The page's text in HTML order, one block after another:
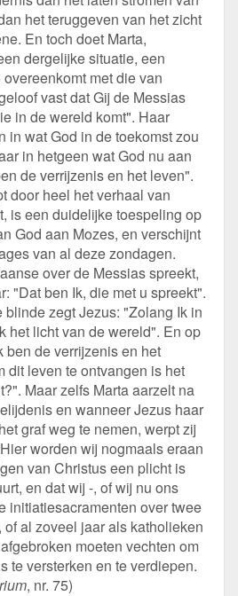
het teruggeven van het zicht
En toch doet Marta,
dergelijke situatie, een
met die van
vast dat Gij de Messias
in de wereld komt". Haar
in wat God in de toekomst zou
in hetgeen wat God nu aan
de verrijzenis en het leven".
door heel het verhaal van
is een duidelijke toespeling op
God aan Mozes, en verschijnt
van al deze zondagen.
over de Messias spreekt,
"Dat ben Ik, die met u spreekt".
blinde zegt Jezus: "Zolang Ik in
het licht van de wereld". En op
ben de verrijzenis en het
dit leven te ontvangen is het
Maar zelfs Marta aarzelt na
en wanneer Jezus haar
graf weg te nemen, werpt zij
worden wij nogmaals eraan
van Christus een plicht is
en dat wij -, of wij nu ons
initiatiesacramenten over twee
al zoveel jaar als katholieken
moeten vechten om
te versterken en te verdiepen.
, nr. 75)